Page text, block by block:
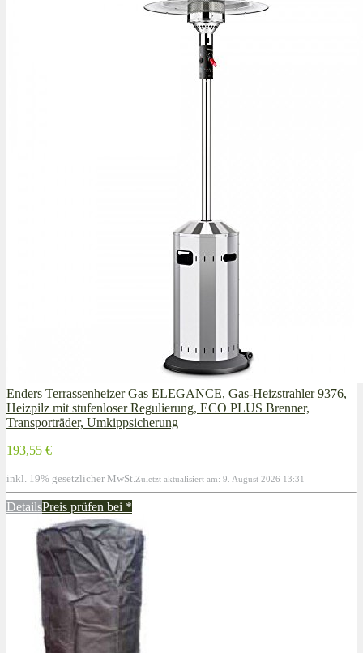
Enders Terrassenheizer Gas ELEGANCE, Gas-Heizstrahler 9376,
Heizpilz mit stufenloser Regulierung, ECO PLUS Brenner,
Transporträder, Umkippsicherung
193,55 €
inkl. 19% gesetzlicher MwSt. Zuletzt aktualisiert am: 9. August 2026 13:31
DetailsPreis prüfen bei *